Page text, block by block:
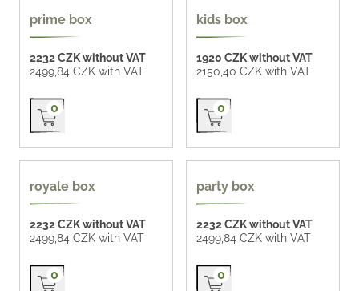
prime box
2232 CZK without VAT
2499,84 CZK with VAT
Přidat do košíku
0
kids box
1920 CZK without VAT
2150,40 CZK with VAT
Přidat do košíku
0
royale box
2232 CZK without VAT
2499,84 CZK with VAT
Přidat do košíku
0
party box
2232 CZK without VAT
2499,84 CZK with VAT
Přidat do košíku
0